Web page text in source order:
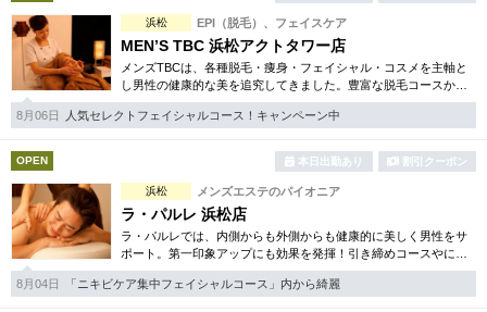
専用駐車場あり 有資格者在籍
日本人スタッフのみ 女性スタッフのみ
スタッフ指名可 Ｗセラピスト
駅から徒歩5分以内
こだわり条件を変更
閉じる
浜松 EPI（脱毛）、フェイスケア
MEN’S TBC 浜松アクトタワー店
メンズTBCは、各種脱毛・痩身・フェイシャル・コスメを主軸と
し男性の健康的な美を追究してきました。豊富な脱毛コースから
フェイシャル、ダイエット等幅広いメニューを取り揃えていま
す。初回割引コースも多彩。
8月06日 人気セレクトフェイシャルコース！キャンペーン中
OPEN 本日出勤あり 割引クーポン
浜松 メンズエステのパイオニア
ラ・パルレ 浜松店
ラ・パルレでは、内側からも外側からも健康的に美しく男性をサ
ポート。第一印象アップにも効果を発揮！引き締めコースやにき
び内外コース、アロマトリートメント等多彩なメニューをご用
意。まずは体験から是非。
8月04日 「ニキビケア集中フェイシャルコース」内から綺麗